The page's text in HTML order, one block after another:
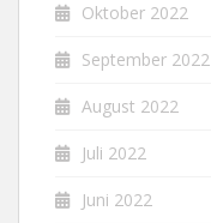
Oktober 2022
September 2022
August 2022
Juli 2022
Juni 2022